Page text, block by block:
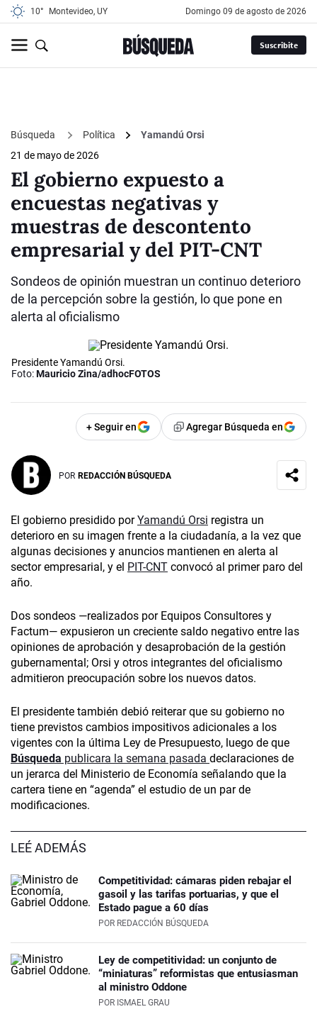
10° Montevideo, UY domingo 09 de agosto de 2026
Suscribite
Búsqueda Política
Yamandú Orsi
21 de mayo de 2026
El gobierno expuesto a
encuestas negativas y
muestras de descontento
empresarial y del PIT-CNT
Sondeos de opinión muestran un continuo deterioro
de la percepción sobre la gestión, lo que pone en
alerta al oficialismo
Presidente Yamandú Orsi.
Foto:Mauricio Zina/adhocFOTOS
+ Seguir en Agregar Búsqueda en
POR REDACCIÓN BÚSQUEDA
El gobierno presidido porYamandú Orsi registra un
deterioro en su imagen frente a la ciudadanía, a la vez que
algunas decisiones y anuncios mantienen en alerta al
sector empresarial, y el PIT-CNT convocó al primer paro del
año.
Dos sondeos —realizados por Equipos Consultores y
Factum— expusieron un creciente saldo negativo entre las
opiniones de aprobación y desaprobación de la gestión
gubernamental; Orsi y otros integrantes del oficialismo
admitieron preocupación sobre los nuevos datos.
El presidente también debió reiterar que su gobierno no
tiene previstos cambios impositivos adicionales a los
vigentes con la última Ley de Presupuesto, luego de que
Búsqueda publicara la semana pasada declaraciones de
un jerarca del Ministerio de Economía señalando que la
cartera tiene en “agenda” el estudio de un par de
modificaciones.
LEÉ ADEMÁS
Competitividad: cámaras piden rebajar el
gasoil y las tarifas portuarias, y que el
Estado pague a 60 días
POR REDACCIÓN BÚSQUEDA
Ley de competitividad: un conjunto de
“miniaturas” reformistas que entusiasman
al ministro Oddone
POR ISMAEL GRAU